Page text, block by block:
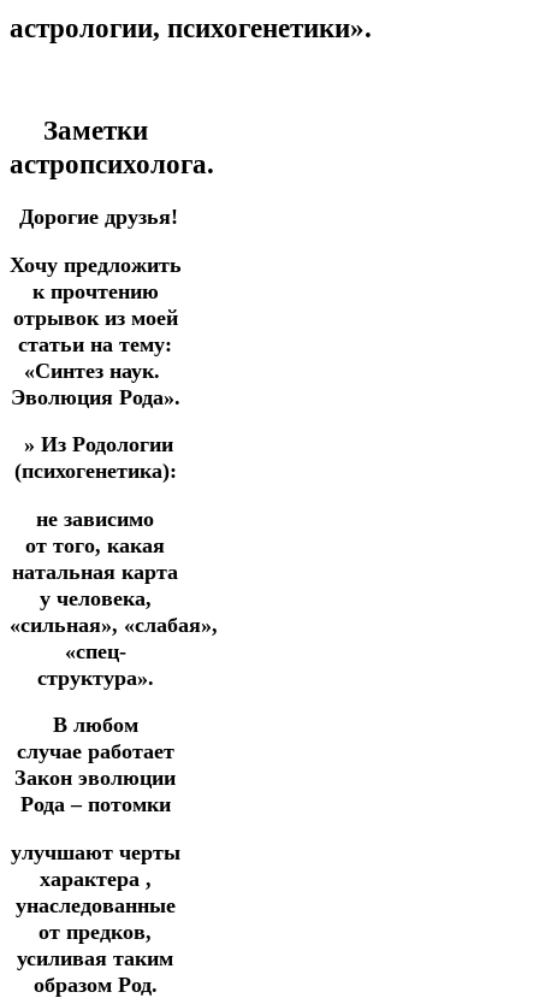
астрологии, психогенетики».
Заметки
астропсихолога.
Дорогие друзья!
Хочу предложить
к прочтению
отрывок из моей
статьи на тему:
«Синтез наук.
Эволюция Рода».
» Из Родологии
(психогенетика):
не зависимо
от того, какая
натальная карта
у человека,
«сильная», «слабая»,
«спец-
структура».
В любом
случае работает
Закон эволюции
Рода – потомки
улучшают черты
характера ,
унаследованные
от предков,
усиливая таким
образом Род.